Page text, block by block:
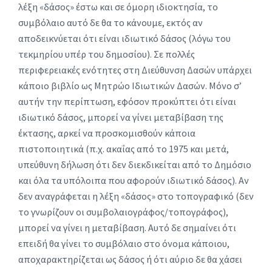
λέξη «δάσος» έστω και σε όμορη ιδιοκτησία, το
συμβόλαιο αυτό δε θα το κάνουμε, εκτός αν
αποδεικνύεται ότι είναι ιδιωτικό δάσος (λόγω του
τεκμηρίου υπέρ του δημοσίου). Σε πολλές
περιφερειακές ενότητες στη Διεύθυνση Δασών υπάρχει
κάποιο βιβλίο ως Μητρώο Ιδιωτικών Δασών. Μόνο σ’
αυτήν την περίπτωση, εφόσον προκύπτει ότι είναι
ιδιωτικό δάσος, μπορεί να γίνει μεταβίβαση της
έκτασης, αρκεί να προσκομισθούν κάποια
πιστοποιητικά (π.χ. ακαΐας από το 1975 και μετά,
υπεύθυνη δήλωση ότι δεν διεκδικείται από το Δημόσιο
και όλα τα υπόλοιπα που αφορούν ιδιωτικό δάσος). Αν
δεν αναγράφεται η λέξη «δάσος» στο τοπογραφικό (δεν
το γνωρίζουν οι συμβολαιογράφος/τοπογράφος),
μπορεί να γίνει η μεταβίβαση. Αυτό δε σημαίνει ότι
επειδή θα γίνει το συμβόλαιο στο όνομα κάποιου,
αποχαρακτηρίζεται ως δάσος ή ότι αύριο δε θα χάσει